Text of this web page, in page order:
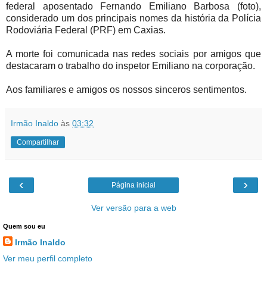
federal aposentado Fernando Emiliano Barbosa (foto),
considerado um dos principais nomes da história da Polícia
Rodoviária Federal (PRF) em Caxias.
A morte foi comunicada nas redes sociais por amigos que
destacaram o trabalho do inspetor Emiliano na corporação.
Aos familiares e amigos os nossos sinceros sentimentos.
Irmão Inaldo às 03:32
Compartilhar
‹ ›
Página inicial
Ver versão para a web
Quem sou eu
Irmão Inaldo
Ver meu perfil completo